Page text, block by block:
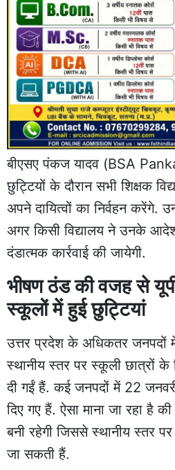
बीएसए पंकज यादव (BSA
छुट्टियों के दौरान सभी शिक्षक
अपने दायित्वों का निर्वहन करेंगे.
अगर किसी विद्यालय ने उनके
दंडात्मक कार्रवाई की जायेगी.
भीषण ठंड की वजह से
स्कूलों में हुई छुट्टियां
उत्तर प्रदेश के अधिकतर जनपदों
स्थानीय स्तर पर स्कूली छात्रों के
दी गईं हैं. कई जनपदों में 22
दिए गए हैं. ऐसा माना जा रहा
बनी रहेगी जिससे स्थानीय स्तर
जा सकती हैं.